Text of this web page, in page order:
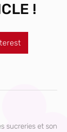
!
sucreries et son